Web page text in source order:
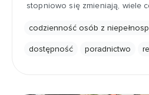
stopniowo się zmieniają, wiele
codzienność osób z
dostępność poradnictwo